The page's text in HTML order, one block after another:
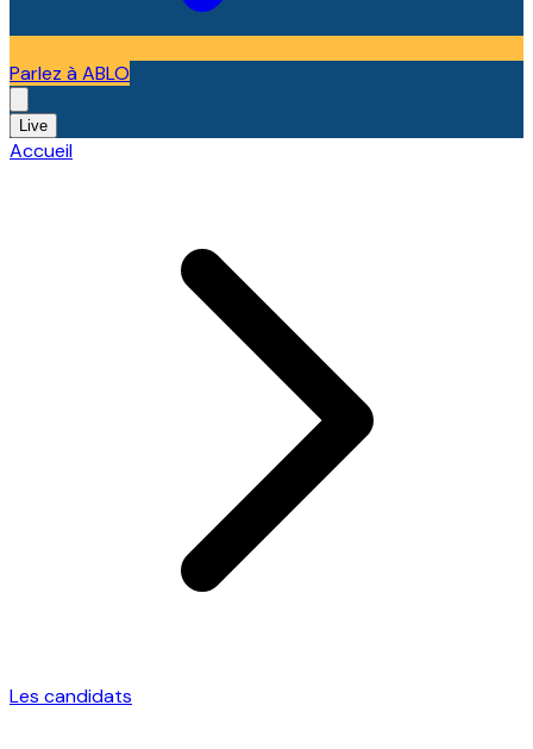
Parlez à ABLO
Live
Accueil
Les candidats